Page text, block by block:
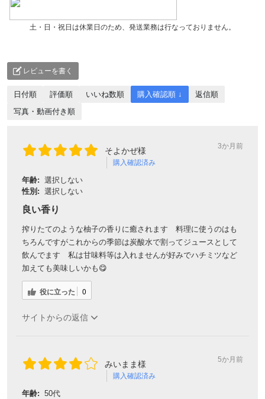
土・日・祝日は休業日のため、発送業務は行なっておりません。
レビューを書く
日付順 評価順 いいね数順 購入確認順 ↓
返信順
写真・動画付き順
そよかぜ様
購入確認済み
3か月前
年齢: 選択しない
性別: 選択しない
良い香り
搾りたてのような柚子の香りに癒されます 料理に使うのはも
ちろんですがこれからの季節は炭酸水で割ってジュースとして
飲んでます 私は甘味料等は入れませんが好みでハチミツなど
加えても美味しいかも😋
役に立った 0
サイトからの返信
みいまま様
購入確認済み
5か月前
年齢: 50代